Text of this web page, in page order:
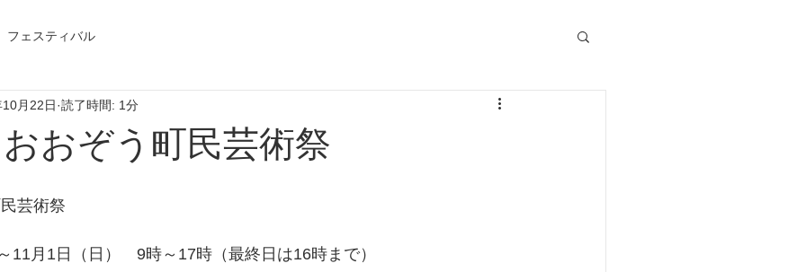
フェスティバル
おぞう町民芸術祭
月22日 読了時間: 1分
芸術祭
11月1日（日）　9時～17時（最終日は16時まで）